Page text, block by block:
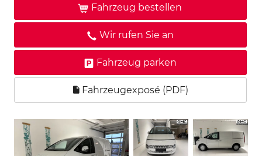
Fahrzeug bestellen
Wir rufen Sie an
Fahrzeug parken
Fahrzeugexposé (PDF)